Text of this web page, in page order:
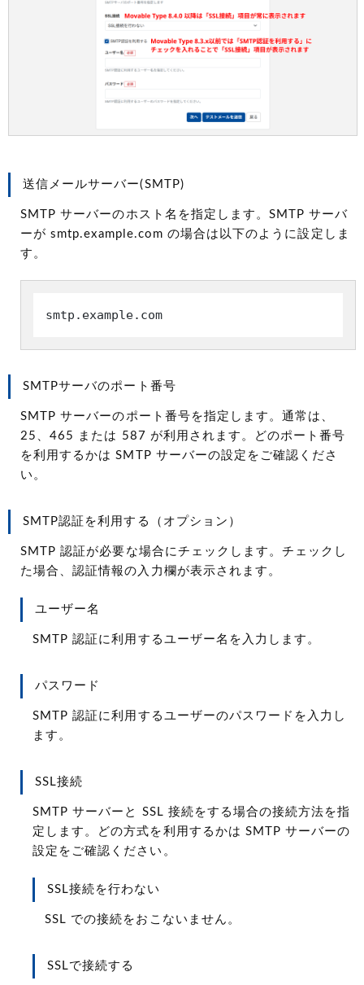
送信メールサーバー(SMTP)
SMTP サーバーのホスト名を指定します。SMTP サーバ
ーが smtp.example.com の場合は以下のように設定しま
す。
smtp.example.com
SMTPサーバのポート番号
SMTP サーバーのポート番号を指定します。通常は、
25、465 または 587 が利用されます。どのポート番号
を利用するかは SMTP サーバーの設定をご確認くださ
い。
SMTP認証を利用する（オプション）
SMTP 認証が必要な場合にチェックします。チェックし
た場合、認証情報の入力欄が表示されます。
ユーザー名
SMTP 認証に利用するユーザー名を入力します。
パスワード
SMTP 認証に利用するユーザーのパスワードを入力し
ます。
SSL接続
SMTP サーバーと SSL 接続をする場合の接続方法を指
定します。どの方式を利用するかは SMTP サーバーの
設定をご確認ください。
SSL接続を行わない
SSL での接続をおこないません。
SSLで接続する